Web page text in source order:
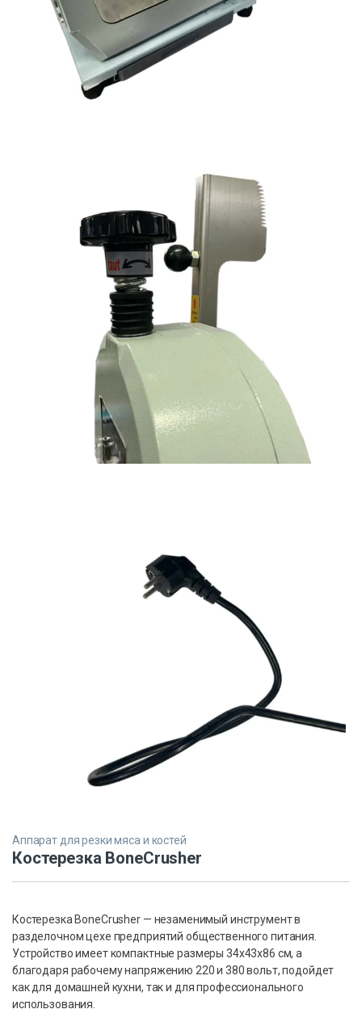
Аппарат для резки мяса и костей
Костерезка BoneCrusher
Костерезка BoneCrusher — незаменимый инструмент в
разделочном цехе предприятий общественного питания.
Устройство имеет компактные размеры 34х43х86 см, а
благодаря рабочему напряжению 220 и 380 вольт, подойдет
как для домашней кухни, так и для профессионального
использования.